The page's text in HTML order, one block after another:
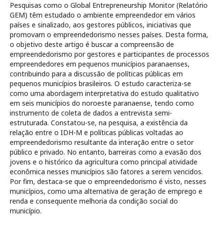
Pesquisas como o Global Entrepreneurship Monitor (Relatório
GEM) têm estudado o ambiente empreendedor em vários
países e sinalizado, aos gestores públicos, iniciativas que
promovam o empreendedorismo nesses países. Desta forma,
o objetivo deste artigo é buscar a compreensão de
empreendedorismo por gestores e participantes de processos
empreendedores em pequenos municípios paranaenses,
contribuindo para a discussão de políticas públicas em
pequenos municípios brasileiros. O estudo caracteriza-se
como uma abordagem interpretativa do estudo qualitativo
em seis municípios do noroeste paranaense, tendo como
instrumento de coleta de dados a entrevista semi-
estruturada. Constatou-se, na pesquisa, a existência da
relação entre o IDH-M e políticas públicas voltadas ao
empreendedorismo resultante da interação entre o setor
público e privado. No entanto, barreiras como a evasão dos
jovens e o histórico da agricultura como principal atividade
econômica nesses municípios são fatores a serem vencidos.
Por fim, destaca-se que o empreendedorismo é visto, nesses
municípios, como uma alternativa de geração de emprego e
renda e consequente melhoria da condição social do
município.